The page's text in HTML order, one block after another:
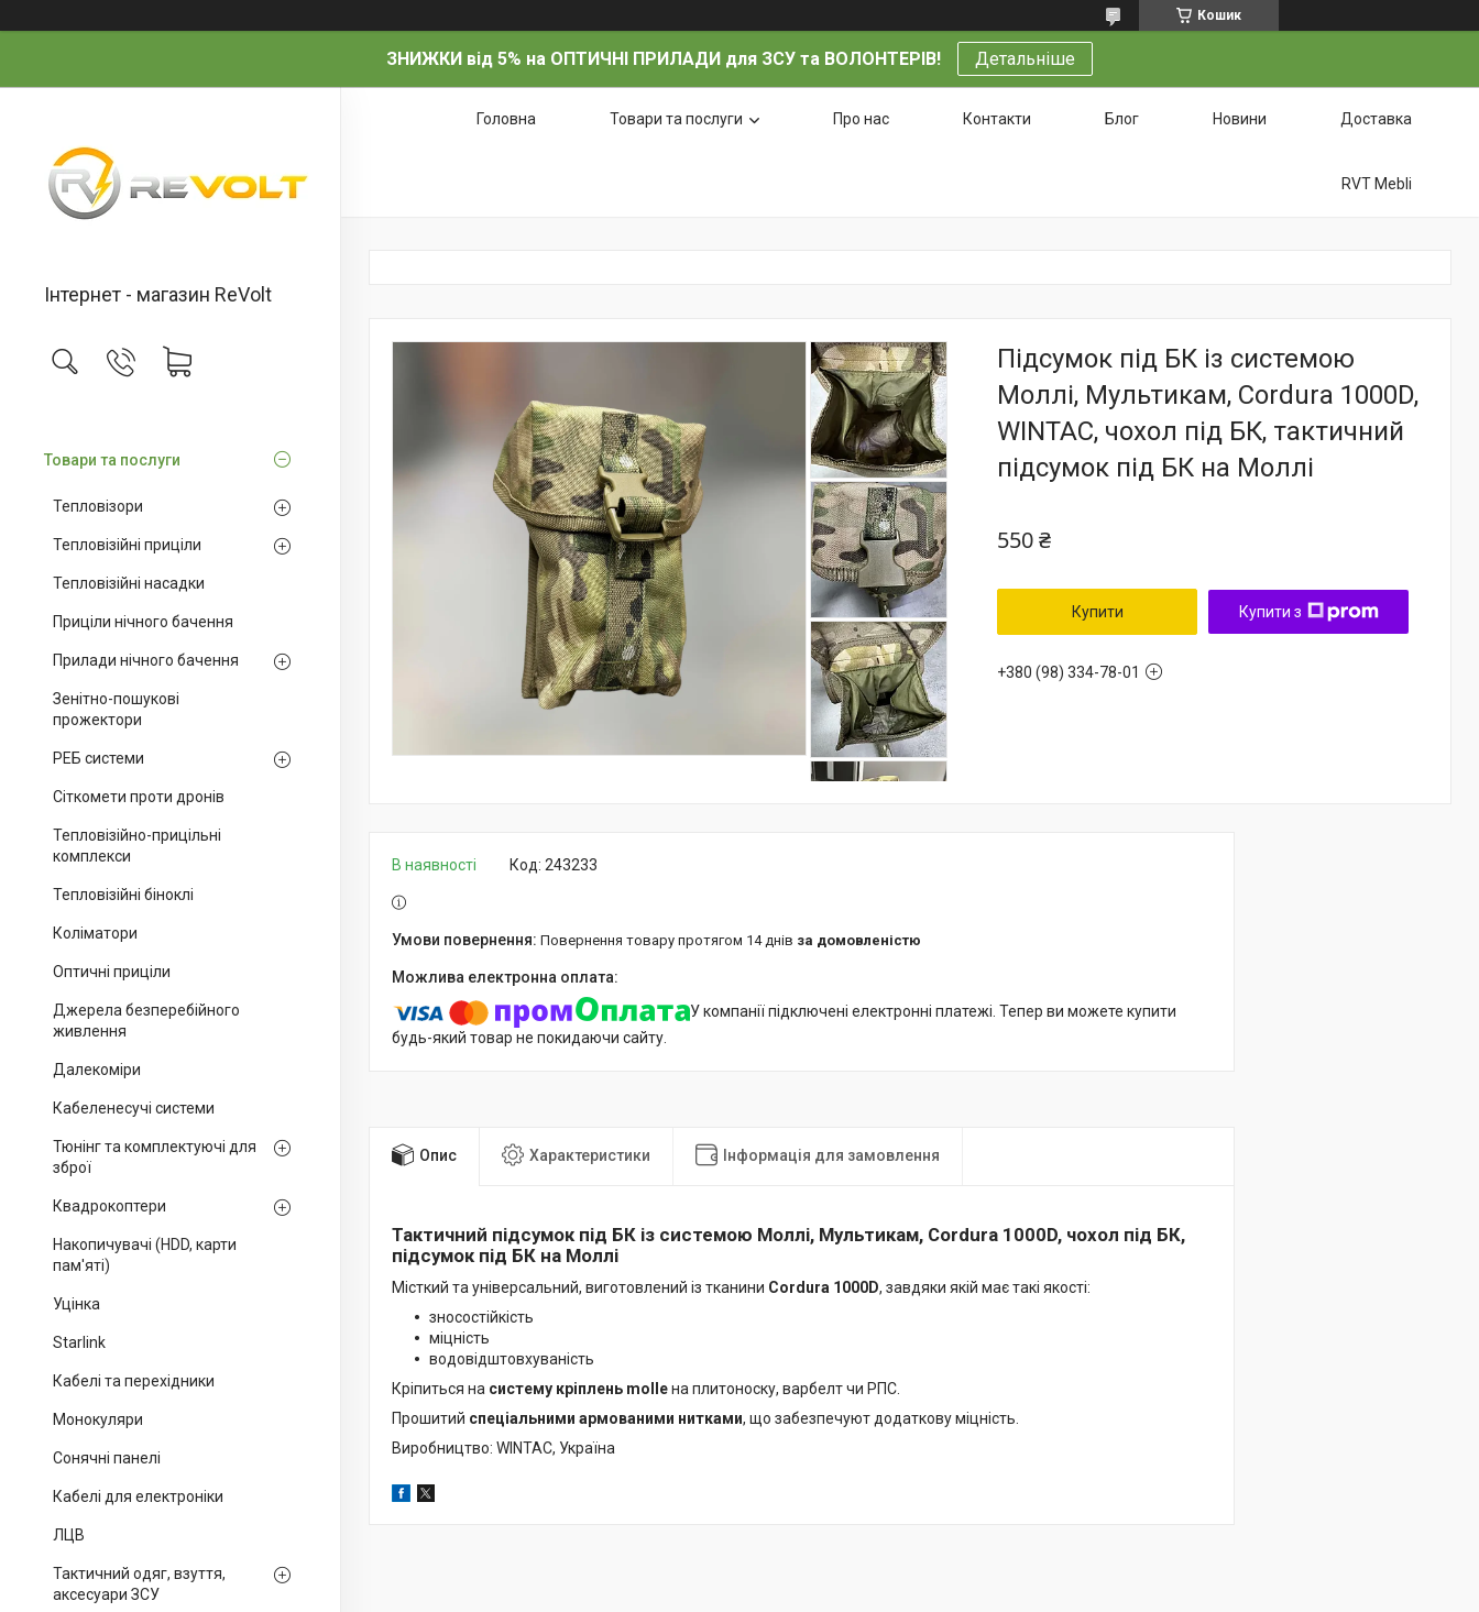
Кошик
ЗНИЖКИ від 5% на ОПТИЧНІ ПРИЛАДИ для ЗСУ та ВОЛОНТЕРІВ! Детальніше
Інтернет - магазин ReVolt
Товари та послуги
Тепловізори
Тепловізійні приціли
Тепловізійні насадки
Приціли нічного бачення
Прилади нічного бачення
Зенітно-пошукові
прожектори
РЕБ системи
Сіткомети проти дронів
Тепловізійно-прицільні
комплекси
Тепловізійні біноклі
Коліматори
Оптичні приціли
Джерела безперебійного
живлення
Далекоміри
Кабеленесучі системи
Тюнінг та комплектуючі для
зброї
Квадрокоптери
Накопичувачі (HDD, карти
пам'яті)
Уцінка
Starlink
Кабелі та перехідники
Монокуляри
Сонячні панелі
Кабелі для електроніки
ЛЦВ
Тактичний одяг, взуття,
аксесуари ЗСУ
Головна Товари та послуги Про нас Контакти Блог Новини Доставка
RVT Mebli
Підсумок під БК із системою
Моллі, Мультикам, Cordura 1000D,
WINTAC, чохол під БК, тактичний
підсумок під БК на Моллі
550 ₴
Купити Купити з
+380 (98) 334-78-01
В наявності Код: 243233
повернення товару протягом 14 днів за домовленістю
У компанії підключені електронні платежі. Тепер ви можете купити
будь-який товар не покидаючи сайту.
Опис Характеристики Інформація для замовлення
Тактичний підсумок під БК із системою Моллі, Мультикам, Cordura 1000D, чохол під БК,
підсумок під БК на Моллі
Місткий та універсальний, виготовлений із тканини Cordura 1000D, завдяки якій має такі якості:
зносостійкість
міцність
водовідштовхуваність
Кріпиться на систему кріплень molleна плитоноску, варбелт чи РПС.
Прошитий спеціальними армованими нитками, що забезпечуют додаткову міцність.
Виробництво: WINTAC, Україна